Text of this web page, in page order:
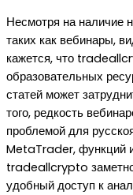
Несмотря на наличие
таких как вебинары,
кажется, что
образовательных
статей может
того, редкость
проблемой для
MetaTrader, функций
tradeallcrypto
удобный доступ к